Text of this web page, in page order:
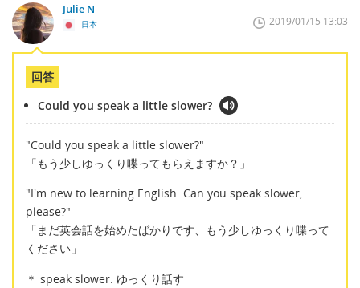
Julie N
日本 2019/01/15 13:03
回答
Could you speak a little slower?
"Could you speak a little slower?"
「もう少しゆっくり喋ってもらえますか？」
"I'm new to learning English. Can you speak slower,
please?"
「まだ英会話を始めたばかりです、もう少しゆっくり喋って
ください」
＊ speak slower: ゆっくり話す